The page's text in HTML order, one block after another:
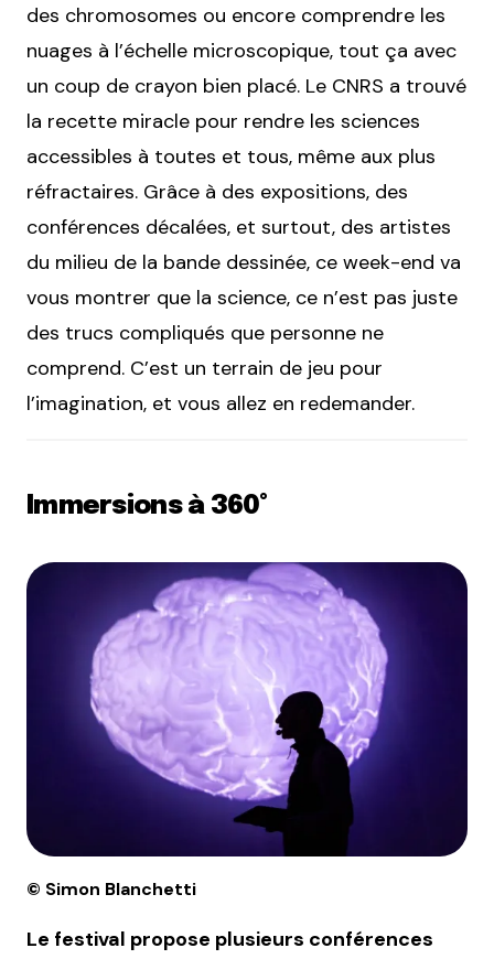
des chromosomes ou encore comprendre les
nuages à l’échelle microscopique, tout ça avec
un coup de crayon bien placé. Le CNRS a trouvé
la recette miracle pour rendre les sciences
accessibles à toutes et tous, même aux plus
réfractaires. Grâce à des expositions, des
conférences décalées, et surtout, des artistes
du milieu de la bande dessinée, ce week-end va
vous montrer que la science, ce n’est pas juste
des trucs compliqués que personne ne
comprend. C’est un terrain de jeu pour
l’imagination, et vous allez en redemander.
Immersions à 360°
© Simon BIanchetti
Le festival propose plusieurs conférences